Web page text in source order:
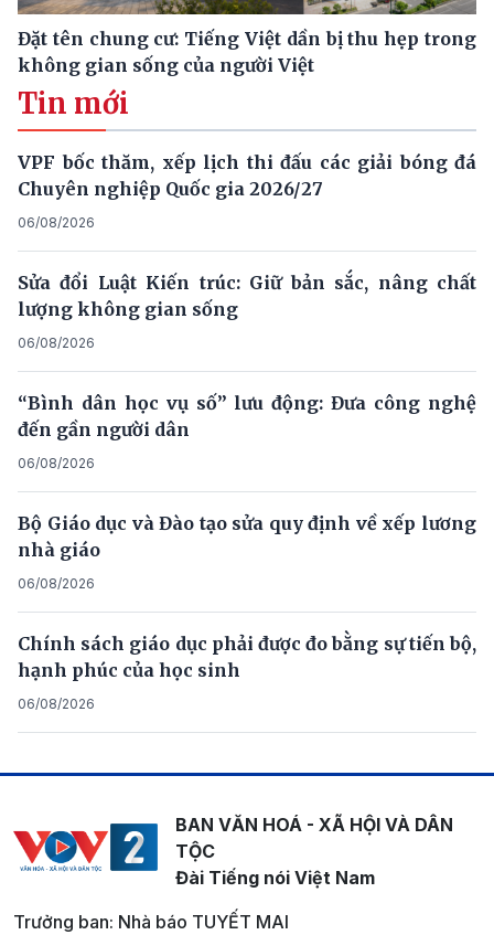
Đặt tên chung cư: Tiếng Việt dần bị thu hẹp trong
không gian sống của người Việt
Tin mới
VPF bốc thăm, xếp lịch thi đấu các giải bóng đá
Chuyên nghiệp Quốc gia 2026/27
06/08/2026
Sửa đổi Luật Kiến trúc: Giữ bản sắc, nâng chất
lượng không gian sống
06/08/2026
“Bình dân học vụ số” lưu động: Đưa công nghệ
đến gần người dân
06/08/2026
Bộ Giáo dục và Đào tạo sửa quy định về xếp lương
nhà giáo
06/08/2026
Chính sách giáo dục phải được đo bằng sự tiến bộ,
hạnh phúc của học sinh
06/08/2026
BAN VĂN HOÁ - XÃ HỘI VÀ DÂN
TỘC
Đài Tiếng nói Việt Nam
Trưởng ban: Nhà báo TUYẾT MAI